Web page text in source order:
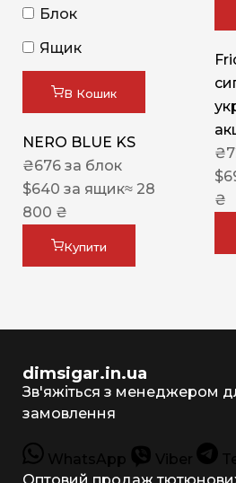
Блок
Ящик
В Кошик
NERO BLUE KS
₴676 за блок
$640 за ящик≈ 28
800 ₴
Купити
₴
$
₴
dimsigar.in.ua
Зв'яжіться з менеджером
замовлення
WhatsApp Viber
Оптовий продаж тютюнових